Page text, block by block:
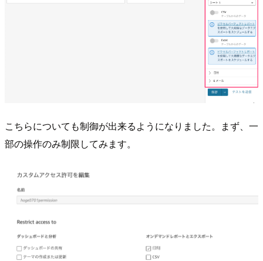
こちらについても制御が出来るようになりました。まず、一
部の操作のみ制限してみます。